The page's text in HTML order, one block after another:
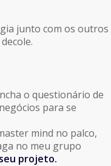
junto com os outros
o questionário de
para se
mind no palco,
no meu grupo
projeto.